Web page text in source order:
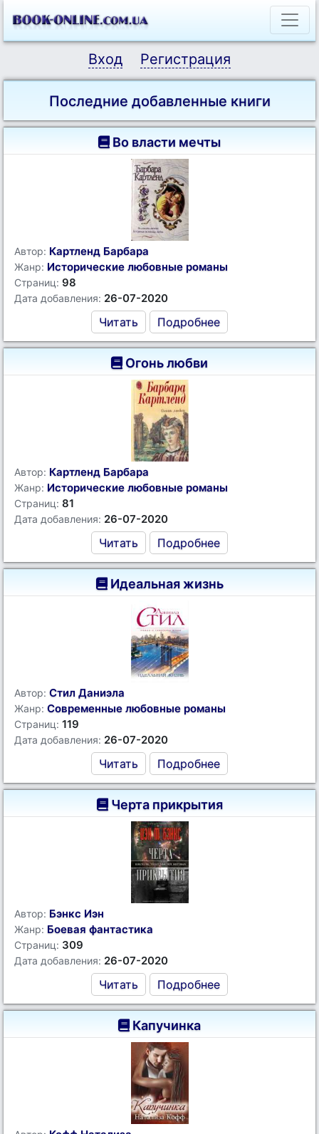
Вход Регистрация
Последние добавленные книги
Во власти мечты
Автор: Картленд Барбара
Жанр: Исторические любовные романы
Страниц: 98
Дата добавления: 26-07-2020
Читать Подробнее
Огонь любви
Автор: Картленд Барбара
Жанр: Исторические любовные романы
Страниц: 81
Дата добавления: 26-07-2020
Читать Подробнее
Идеальная жизнь
Автор: Стил Даниэла
Жанр: Современные любовные романы
Страниц: 119
Дата добавления: 26-07-2020
Читать Подробнее
Черта прикрытия
Автор: Бэнкс Иэн
Жанр: Боевая фантастика
Страниц: 309
Дата добавления: 26-07-2020
Читать Подробнее
Капучинка